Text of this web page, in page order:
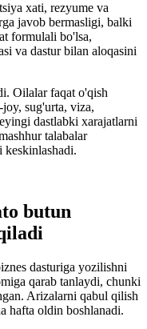
xati, rezyume va
javob bermasligi, balki
formulali bo'lsa,
va dastur bilan aloqasini
Oilalar faqat o'qish
sug'urta, viza,
dastlabki xarajatlarni
talabalar
keskinlashadi.
butun
dasturiga yozilishni
qarab tanlaydi, chunki
Arizalarni qabul qilish
hafta oldin boshlanadi.